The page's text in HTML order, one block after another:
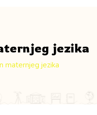
jezika
maternjeg jezika